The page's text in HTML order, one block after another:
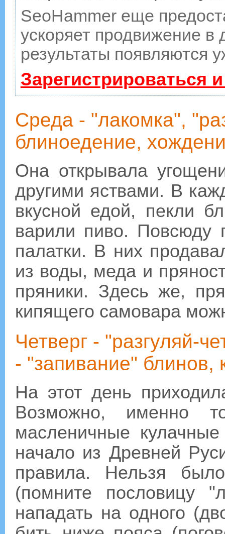
SeoHammer еще
ускоряет продвижение в
результаты появляются
Зарегистрироваться
Среда - "лакомка",
блиноедение,
Она открывала
другими яствами. В
вкусной едой, пекли
варили пиво. Повсюду
палатки. В них
из воды, меда и
пряники. Здесь же,
кипящего самовара
Четверг - "разгуляй-
- "запивание" блинов,
На этот день
Возможно, именно
масленичные
начало из Древней
правила. Нельзя
(помните пословицу
нападать на одного